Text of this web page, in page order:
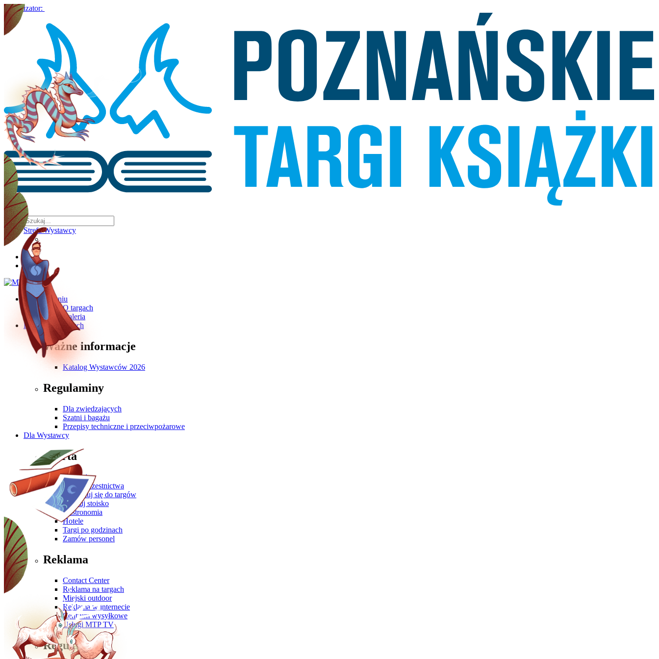
Organizator:
Strefa Wystawcy
O wydarzeniu
O targach
Galeria
Dla Zwiedzających
Ważne informacje
Katalog Wystawców 2026
Regulaminy
Dla zwiedzających
Szatni i bagażu
Przepisy techniczne i przeciwpożarowe
Dla Wystawcy
Oferta
Zgłoś się
Oferta uczestnictwa
Przygotuj się do targów
Zbuduj stoisko
Gastronomia
Hotele
Targi po godzinach
Zamów personel
Reklama
Contact Center
Reklama na targach
Miejski outdoor
Reklama w internecie
Centrum wysyłkowe
Usługi MTP TV
Regulaminy